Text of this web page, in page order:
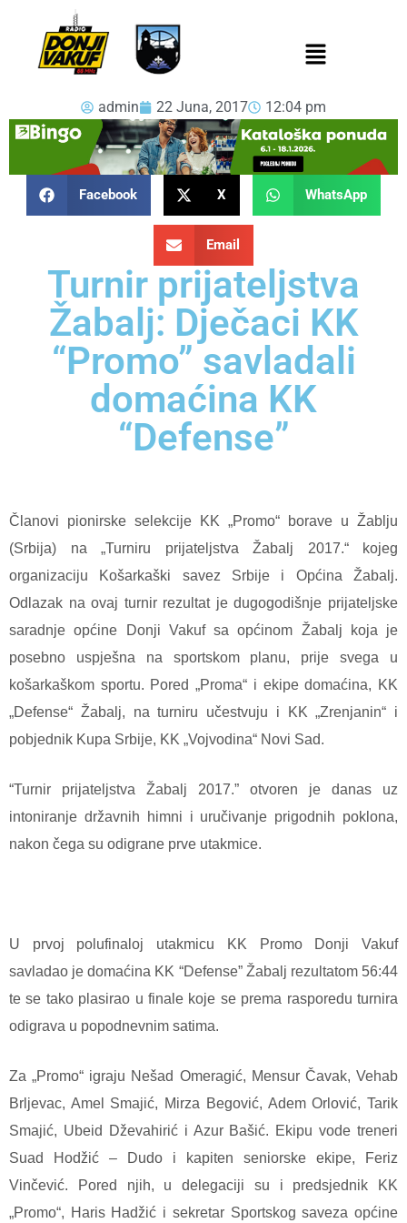
admin 22 Juna, 2017 12:04 pm
Facebook X WhatsApp
Email
Turnir prijateljstva
Žabalj: Dječaci KK
“Promo” savladali
domaćina KK
“Defense”
Članovi pionirske selekcije KK „Promo“ borave u Žablju
(Srbija) na „Turniru prijateljstva Žabalj 2017.“ kojeg
organizaciju Košarkaški savez Srbije i Općina Žabalj.
Odlazak na ovaj turnir rezultat je dugogodišnje prijateljske
saradnje općine Donji Vakuf sa općinom Žabalj koja je
posebno uspješna na sportskom planu, prije svega u
košarkaškom sportu. Pored „Proma“ i ekipe domaćina, KK
„Defense“ Žabalj, na turniru učestvuju i KK „Zrenjanin“ i
pobjednik Kupa Srbije, KK „Vojvodina“ Novi Sad.
“Turnir prijateljstva Žabalj 2017.” otvoren je danas uz
intoniranje državnih himni i uručivanje prigodnih poklona,
nakon čega su odigrane prve utakmice.
U prvoj polufinaloj utakmicu KK Promo Donji Vakuf
savladao je domaćina KK “Defense” Žabalj rezultatom 56:44
te se tako plasirao u finale koje se prema rasporedu turnira
odigrava u popodnevnim satima.
Za „Promo“ igraju Nešad Omeragić, Mensur Čavak, Vehab
Brljevac, Amel Smajić, Mirza Begović, Adem Orlović, Tarik
Smajić, Ubeid Dževahirić i Azur Bašić. Ekipu vode treneri
Suad Hodžić – Dudo i kapiten seniorske ekipe, Feriz
Vinčević. Pored njih, u delegaciji su i predsjednik KK
„Promo“, Haris Hadžić i sekretar Sportskog saveza općine